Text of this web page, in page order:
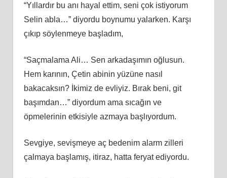
“Yıllardır bu anı hayal ettim, seni çok istiyorum
Selin abla…” diyordu boynumu yalarken. Karşı
çıkıp söylenmeye başladım,
“Saçmalama Ali… Sen arkadaşımın oğlusun.
Hem karının, Çetin abinin yüzüne nasıl
bakacaksın? İkimiz de evliyiz. Bırak beni, git
başımdan…” diyordum ama sıcağın ve
öpmelerinin etkisiyle azmaya başlıyordum.
Sevgiye, sevişmeye aç bedenim alarm zilleri
çalmaya başlamış, itiraz, hatta feryat ediyordu.